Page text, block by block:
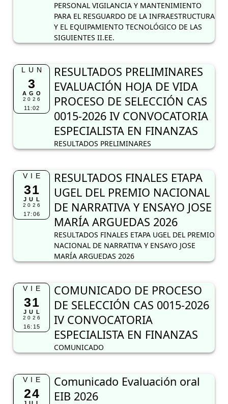
PERSONAL VIGILANCIA Y MANTENIMIENTO
PARA EL RESGUARDO DE LA INFRAESTRUCTURA
Y EL EQUIPAMIENTO TECNOLÓGICO DE LAS
SIGUIENTES II.EE.
LUN
3
AGO
2026
11:02
RESULTADOS PRELIMINARES
EVALUACIÓN HOJA DE VIDA
PROCESO DE SELECCIÓN CAS
0015-2026 IV CONVOCATORIA
ESPECIALISTA EN FINANZAS
RESULTADOS PRELIMINARES
VIE
31
JUL
2026
17:06
RESULTADOS FINALES ETAPA
UGEL DEL PREMIO NACIONAL
DE NARRATIVA Y ENSAYO JOSE
MARÍA ARGUEDAS 2026
RESULTADOS FINALES ETAPA UGEL DEL PREMIO
NACIONAL DE NARRATIVA Y ENSAYO JOSE
MARÍA ARGUEDAS 2026
VIE
31
JUL
2026
16:15
COMUNICADO DE PROCESO
DE SELECCIÓN CAS 0015-2026
IV CONVOCATORIA
ESPECIALISTA EN FINANZAS
COMUNICADO
VIE
24
Comunicado Evaluación oral
EIB 2026